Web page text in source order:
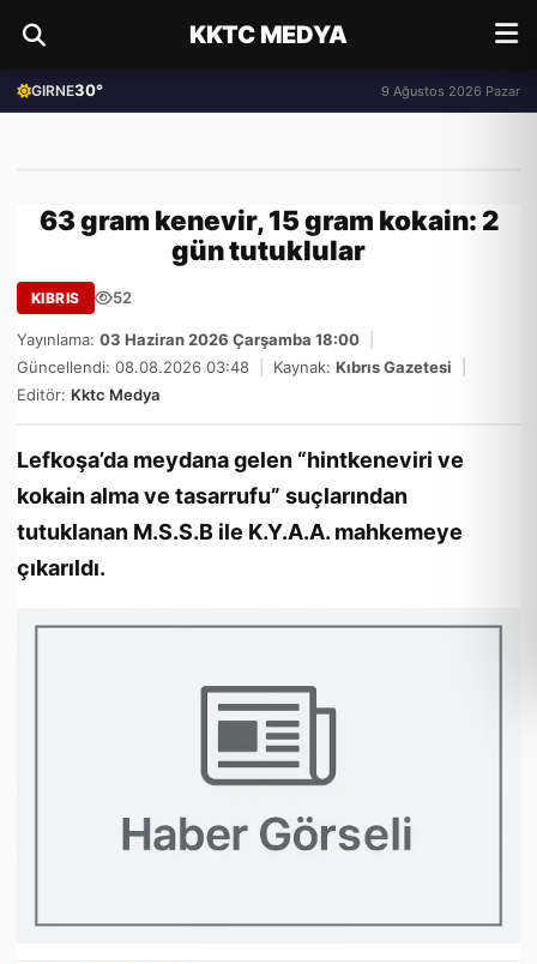
KKTC MEDYA
GIRNE30° 9 Ağustos 2026 Pazar
63 gram kenevir, 15 gram kokain: 2
gün tutuklular
KIBRIS 52
Yayınlama: 03 Haziran 2026 Çarşamba 18:00
Güncellendi: 08.08.2026 03:48
Kaynak: Kıbrıs Gazetesi
Editör: Kktc Medya
Lefkoşa’da meydana gelen “hintkeneviri ve
kokain alma ve tasarrufu” suçlarından
tutuklanan M.S.S.B ile K.Y.A.A. mahkemeye
çıkarıldı.